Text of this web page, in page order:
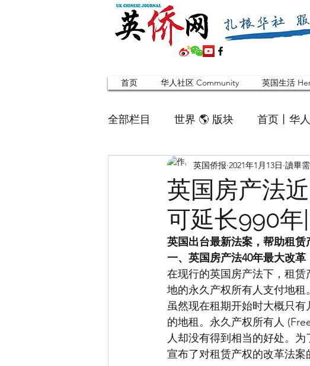
首页 华人社区 Community 英国生活
全部栏目 世界 🌎 版块 首页丨华
英国脱宅指南 Time out 英国快乐
寻找组织 Friends 华人专题
合作栏目 留学生 英国白金汉
英国房产法
可延长990年
英国侨报 2021年1月13日 讀畢
英国出台最新法案，帮助租赁
一、英国房产法40年最大改革
在现行的英国房产法下，租
地的永久产权所有人支付地租。
虽然现在租期开始时大概只
的地租。永久产权所有人
人却没有得到相当的好处。
宣布了对租赁产权的改革法案